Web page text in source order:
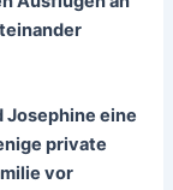
Josephine eine
private
vor